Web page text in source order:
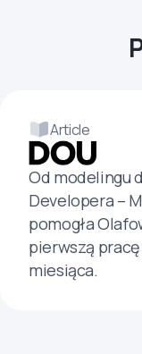
Article
Od modelingu
Developera –
pomogła
pierwszą pracę
miesiąca.